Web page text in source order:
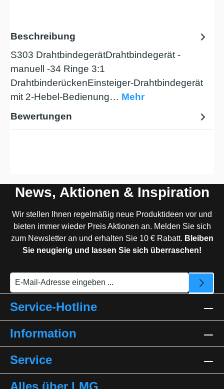
Beschreibung
S303 DrahtbindegerätDrahtbindegerät -
manuell -34 Ringe 3:1
DrahtbinderückenEinsteiger-Drahtbindegerät
mit 2-Hebel-Bedienung… Mehr
Bewertungen
News, Aktionen & Inspiration
Wir stellen Ihnen regelmäßig neue Produktideen vor und
bieten immer wieder Preis Aktionen an. Melden Sie sich
zum Newsletter an und erhalten Sie 10 € Rabatt. Bleiben
Sie neugierig und lassen Sie sich überraschen!
Service-Hotline
Information
Service